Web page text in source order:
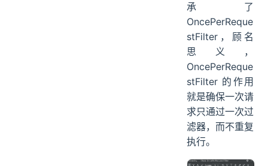
承了
OncePerReque
stFilter，顾名
思义，
OncePerReque
stFilter 的作用
就是确保一次请
求只通过一次过
滤器，而不重复
执行。